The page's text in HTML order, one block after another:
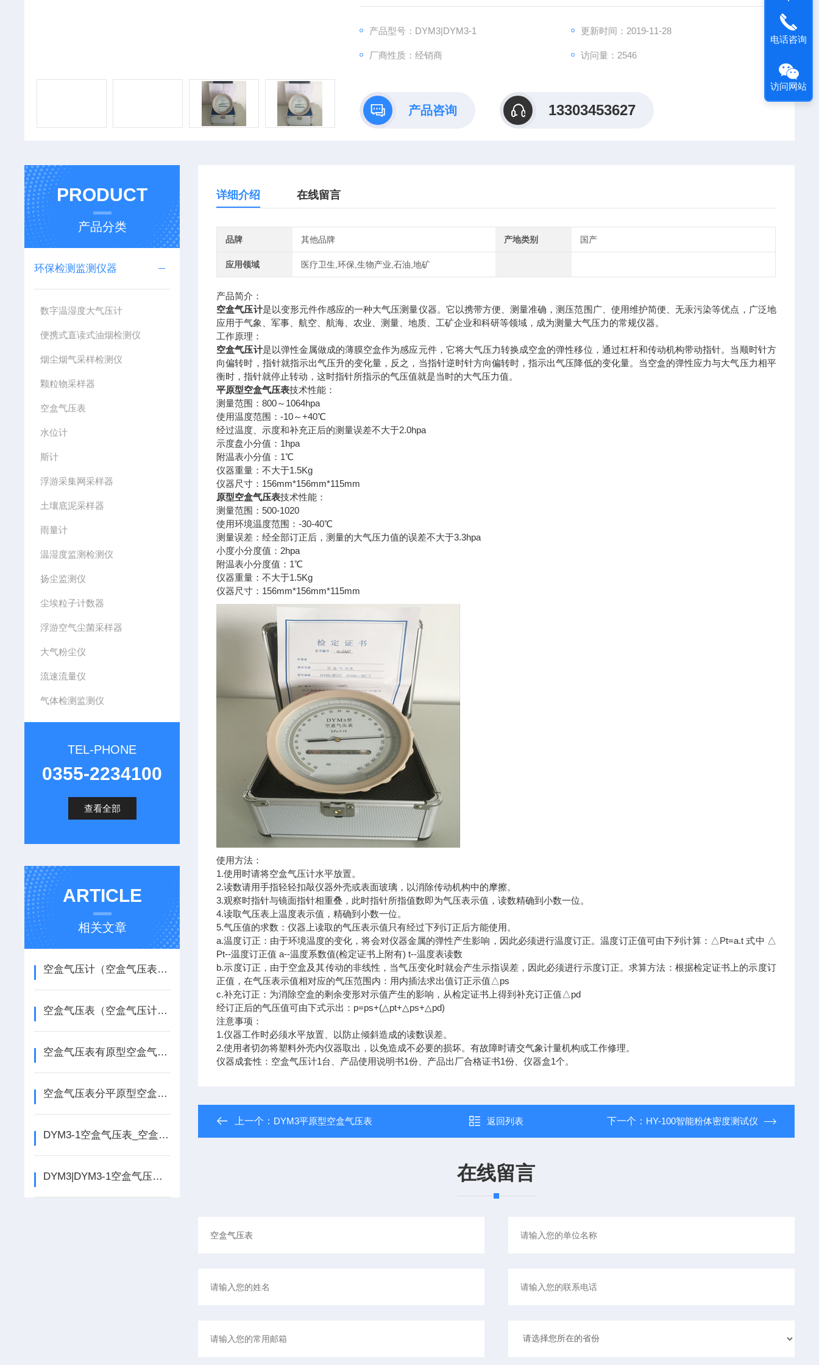
4.读取气压表上温度表示值，精确到小数一位。
产品型号：DYM3|DYM3-1 更新时间：2019-11-28
厂商性质：经销商 访问量：2546
产品咨询 13303453627
PRODUCT
产品分类
环保检测监测仪器
数字温湿度大气压计
便携式直读式油烟检测仪
烟尘烟气采样检测仪
颗粒物采样器
空盒气压表
水位计
斯计
浮游采集网采样器
土壤底泥采样器
雨量计
温湿度监测检测仪
扬尘监测仪
尘埃粒子计数器
浮游空气尘菌采样器
大气粉尘仪
流速流量仪
气体检测监测仪
TEL-PHONE
0355-2234100
查看全部
ARTICLE
相关文章
空盒气压计（空盒气压表）选项参考！
空盒气压表（空盒气压计）使用方法
空盒气压表有原型空盒气压表与平原型空盒气压表两种！
空盒气压表分平原型空盒气压表和原型空盒气压表两种！
DYM3-1空盒气压表_空盒气压计_原型空盒气压表
DYM3|DYM3-1空盒气压表有原型和平原型供用户选择！
详细介绍 在线留言
品牌 其他品牌 产地类别 国产
应用领域 医疗卫生,环保,生物产业,石油,地矿
产品简介：
空盒气压计是以变形元件作感应的一种大气压测量仪器。它以携带方便、测量准确，测压范围广、使用维护简便、无汞污染等优点，广泛地
应用于气象、军事、航空、航海、农业、测量、地质、工矿企业和科研等领域，成为测量大气压力的常规仪器。
工作原理：
空盒气压计是以弹性金属做成的薄膜空盒作为感应元件，它将大气压力转换成空盒的弹性移位，通过杠杆和传动机构带动指针。当顺时针方
向偏转时，指针就指示出气压升的变化量，反之，当指针逆时针方向偏转时，指示出气压降低的变化量。当空盒的弹性应力与大气压力相平
衡时，指针就停止转动，这时指针所指示的气压值就是当时的大气压力值。
平原型空盒气压表技术性能：
测量范围：800～1064hpa
使用温度范围：-10～+40℃
经过温度、示度和补充正后的测量误差不大于2.0hpa
示度盘小分值：1hpa
附温表小分值：1℃
仪器重量：不大于1.5Kg
仪器尺寸：156mm*156mm*115mm
原型空盒气压表技术性能：
测量范围：500-1020
使用环境温度范围：-30-40℃
测量误差：经全部订正后，测量的大气压力值的误差不大于3.3hpa
小度小分度值：2hpa
附温表小分度值：1℃
仪器重量：不大于1.5Kg
仪器尺寸：156mm*156mm*115mm
使用方法：
1.使用时请将空盒气压计水平放置。
2.读数请用手指轻轻扣敲仪器外壳或表面玻璃，以消除传动机构中的摩擦。
3.观察时指针与镜面指针相重叠，此时指针所指值数即为气压表示值，读数精确到小数一位。
4.读取气压表上温度表示值，精确到小数一位。
5.气压值的求数：仪器上读取的气压表示值只有经过下列订正后方能使用。
a.温度订正：由于环境温度的变化，将会对仪器金属的弹性产生影响，因此必须进行温度订正。温度订正值可由下列计算：△Pt=a.t 式中 △
Pt--温度订正值 a--温度系数值(检定证书上附有) t--温度表读数
b.示度订正，由于空盒及其传动的非线性，当气压变化时就会产生示指误差，因此必须进行示度订正。求算方法：根据检定证书上的示度订
正值，在气压表示值相对应的气压范围内：用内插法求出值订正示值△ps
c.补充订正：为消除空盒的剩余变形对示值产生的影响，从检定证书上得到补充订正值△pd
经订正后的气压值可由下式示出：p=ps+(△pt+△ps+△pd)
注意事项：
1.仪器工作时必须水平放置、以防止倾斜造成的读数误差。
2.使用者切勿将塑料外壳内仪器取出，以免造成不必要的损坏。有故障时请交气象计量机构或工作修理。
仪器成套性：空盒气压计1台、产品使用说明书1份、产品出厂合格证书1份、仪器盒1个。
上一个： DYM3平原型空盒气压表 返回列表 下一个： HY-100智能粉体密度测试仪
在线留言
电话咨询
访问网站